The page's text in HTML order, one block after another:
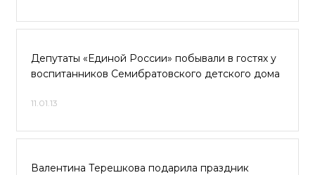
Депутаты «Единой России» побывали в гостях у
воспитанников Семибратовского детского дома
11.01.13
Валентина Терешкова подарила праздник